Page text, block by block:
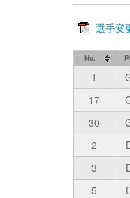
選手変
No.
1
17
30
2
3
5